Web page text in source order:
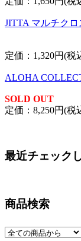
JITTA マルチクロ
定価：1,320円(税
ALOHA
SOLD OUT
定価：8,250円(税
最近チェック
商品検索